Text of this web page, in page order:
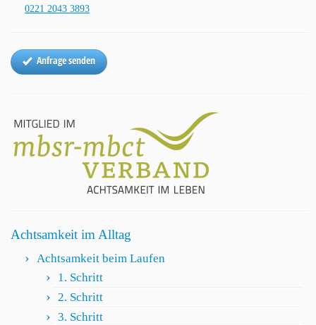
0221 2043 3893
Anfrage senden
Achtsamkeit im Alltag
Achtsamkeit beim Laufen
1. Schritt
2. Schritt
3. Schritt